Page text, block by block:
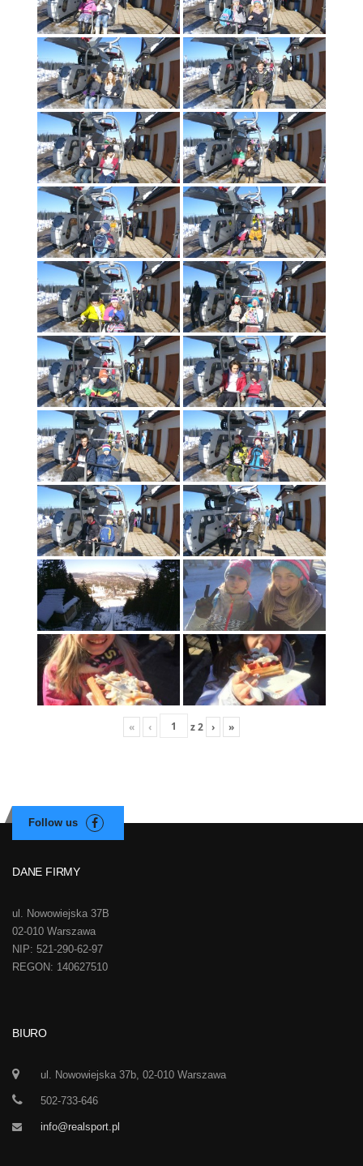
« ‹ z2 › »
DANE FIRMY
ul. Nowowiejska 37B
02-010 Warszawa
NIP: 521-290-62-97
REGON: 140627510
BIURO
ul. Nowowiejska 37b, 02-010 Warszawa
502-733-646
info@realsport.pl